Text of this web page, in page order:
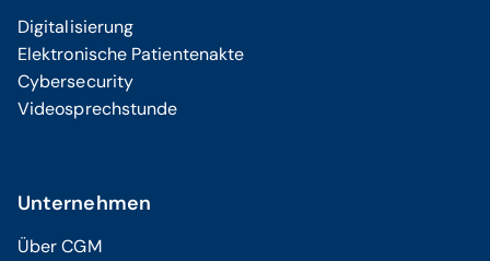
Digitalisierung
Elektronische Patientenakte
Cybersecurity
Videosprechstunde
Unternehmen
Über CGM